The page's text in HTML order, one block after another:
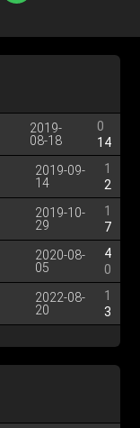
2019-
08-18
0
14
2019-09-
14
1
2
2019-10-
29
1
7
2020-08-
05
4
0
2022-08-
20
1
3